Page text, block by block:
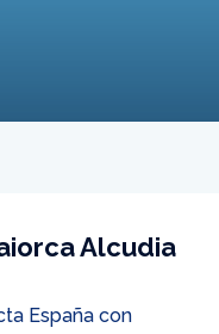
Alcudia
España con